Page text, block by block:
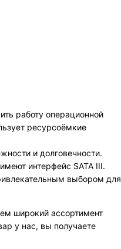
работу операционной
ресурсоёмкие
и долговечности.
интерфейс SATA III.
выбором для
широкий ассортимент
у нас, вы получаете